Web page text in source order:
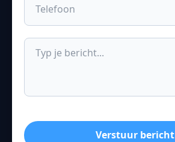
Verstuur bericht